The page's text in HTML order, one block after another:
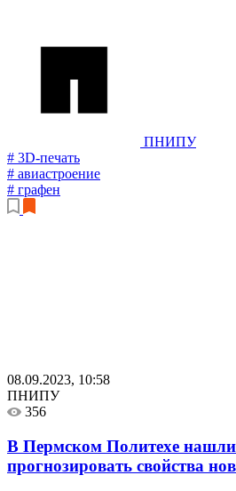
ПНИПУ
# 3D-печать
# авиастроение
# графен
08.09.2023, 10:58
ПНИПУ
356
В Пермском Политехе нашли
прогнозировать свойства